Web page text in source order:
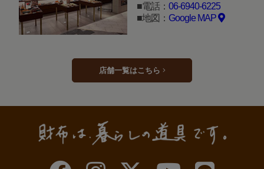
電話： 06-6940-6225
地図： Google MAP
店舗一覧はこちら